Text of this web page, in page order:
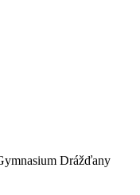
Drážďany